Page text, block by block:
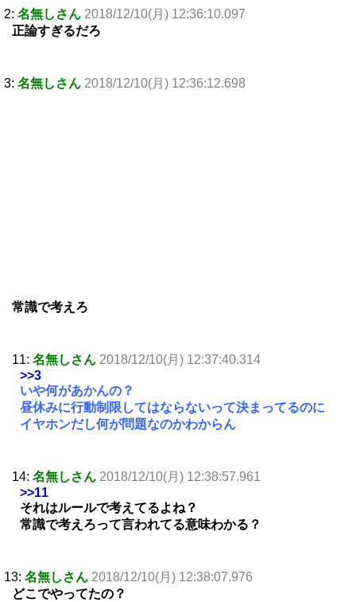
2: 名無しさん 2018/12/10(月) 12:36:10.097
正論すぎるだろ
3: 名無しさん 2018/12/10(月) 12:36:12.698
常識で考えろ
11: 名無しさん 2018/12/10(月) 12:37:40.314
>>3
いや何があかんの？
昼休みに行動制限してはならないって決まってるのに
イヤホンだし何が問題なのかわからん
14: 名無しさん 2018/12/10(月) 12:38:57.961
>>11
それはルールで考えてるよね？
常識で考えろって言われてる意味わかる？
13: 名無しさん 2018/12/10(月) 12:38:07.976
どこでやってたの？